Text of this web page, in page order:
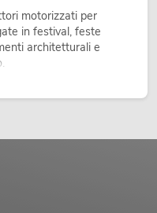
motorizzati per
in festival, feste
architetturali e